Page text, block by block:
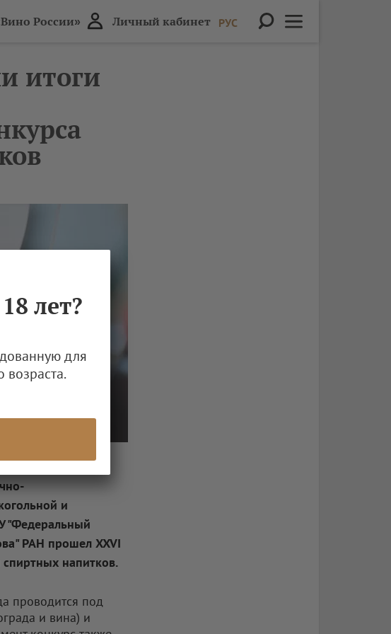
России» Личный кабинет РУС
итоги
и
"Федеральный
РАН прошел XXVI
напитков.
проводится под
и вина) и
лет?
для
возраста.